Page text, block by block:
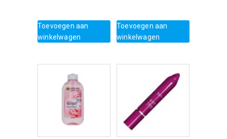
Toevoegen aan
winkelwagen
€12,50.€9,99.
Toevoegen aan
winkelwagen